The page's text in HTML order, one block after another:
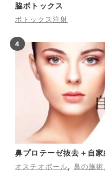
脇ボトックス
ボトックス注射
鼻プロテーゼ抜去＋自
オステオポール, 鼻の施術